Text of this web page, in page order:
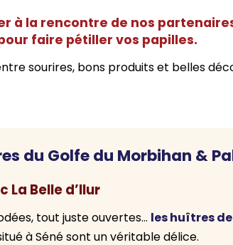
à la rencontre de nos
faire pétiller vos papilles.
sourires, bons produits et belles
du Golfe du Morbihan &
La Belle d’Ilur
tout juste ouvertes… les huîtres de
à Séné sont un véritable délice.